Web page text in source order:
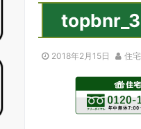
topbnr_3
2018年2月15日 住